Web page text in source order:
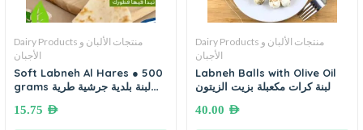
Dairy Products منتجات الألبان و
الأجبان
Soft Labneh Al Hares ● 500
grams لبنة بلدية جرشية طرية
15.75 AED
Dairy Products منتجات الألبان و
الأجبان
Labneh Balls with Olive Oil
لبنة كرات مكعبلة بزيت الزيتون
40.00 AED